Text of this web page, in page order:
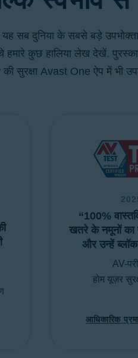
दुनिया के सबसे बड़े उपभोक्ता
हमारे कुछ हालिया लेख देखें.
सुरक्षा Avast One ऐप में भी
“100%
खतरे के नमूनों का
और उन्हें ब्लॉक
AV-
होम यूज़र
आधिकारिक